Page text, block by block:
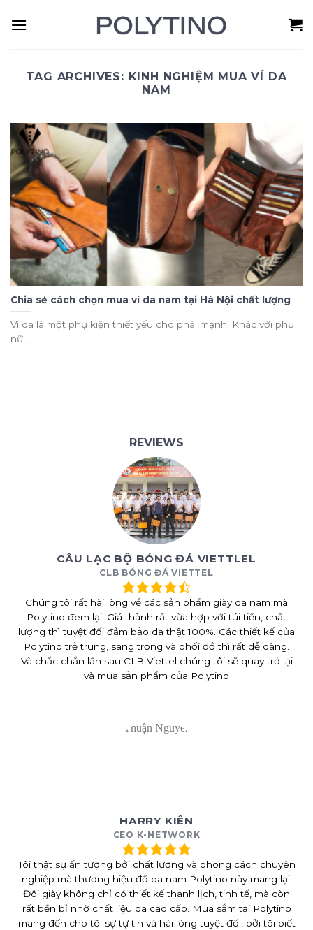
TAG ARCHIVES: KINH NGHIỆM MUA VÍ DA
NAM
Chia sẻ cách chọn mua ví da nam tại Hà Nội chất lượng
Ví da là một phụ kiện thiết yếu cho phái mạnh. Khác với phụ
nữ,...
REVIEWS
CÂU LẠC BỘ BÓNG ĐÁ VIETTLEL
CLB BÓNG ĐÁ VIETTEL
Chúng tôi rất hài lòng về các sản phẩm giày da nam mà
Polytino đem lại. Giá thành rất vừa hợp với túi tiền, chất
lượng thì tuyệt đối đảm bảo da thật 100%. Các thiết kế của
Polytino trẻ trung, sang trọng và phối đồ thì rất dễ dàng.
Và chắc chắn lần sau CLB Viettel chúng tôi sẽ quay trở lại
và mua sản phẩm của Polytino
HARRY KIÊN
CEO K-NETWORK
Tôi thật sự ấn tượng bởi chất lượng và phong cách chuyên
nghiệp mà thương hiệu đồ da nam Polytino này mang lại.
Đôi giày không chỉ có thiết kế thanh lịch, tinh tế, mà còn
rất bền bỉ nhờ chất liệu da cao cấp. Mua sắm tại Polytino
mang đến cho tôi sự tự tin và hài lòng tuyệt đối, bởi tôi biết